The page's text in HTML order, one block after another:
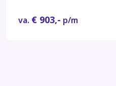
va. € 903,- p/m